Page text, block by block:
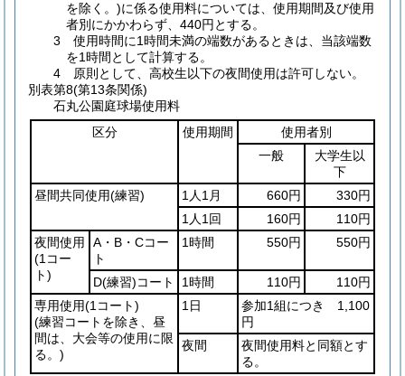
を除く。)に係る使用料については、使用期間及び使用
者別にかかわらず、440円とする。
3 使用時間に1時間未満の端数があるときは、当該端数
を1時間として計算する。
4 原則として、高校生以下の夜間使用は許可しない。
別表第8(第13条関係)
石丸公園庭球場使用料
区分
使用期間
使用者別
一般
大学生以
下
昼間共同使用(練習) 1人1月 660円
330円
1人1回
160円
110円
夜間使用
(1コー
ト)
A・B・Cコー
ト
1時間 550円 550円
D(練習)コート 1時間 110円
110円
専用使用(1コート)
(練習コートを除き、昼
間は、大会等の使用に限
る。)
1日
参加1組につき 1,100
円
夜間
夜間使用料と同額とす
る。